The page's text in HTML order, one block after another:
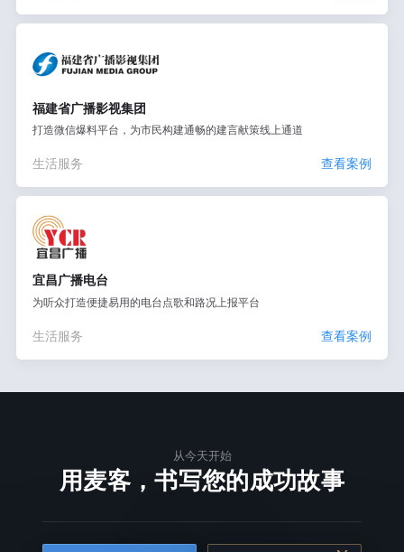
福建省广播影视集团
打造微信爆料平台，为市民构建通畅的建言献策线上通道
生活服务 查看案例
宜昌广播电台
为听众打造便捷易用的电台点歌和路况上报平台
生活服务 查看案例
从今天开始
用麦客，书写您的成功故事